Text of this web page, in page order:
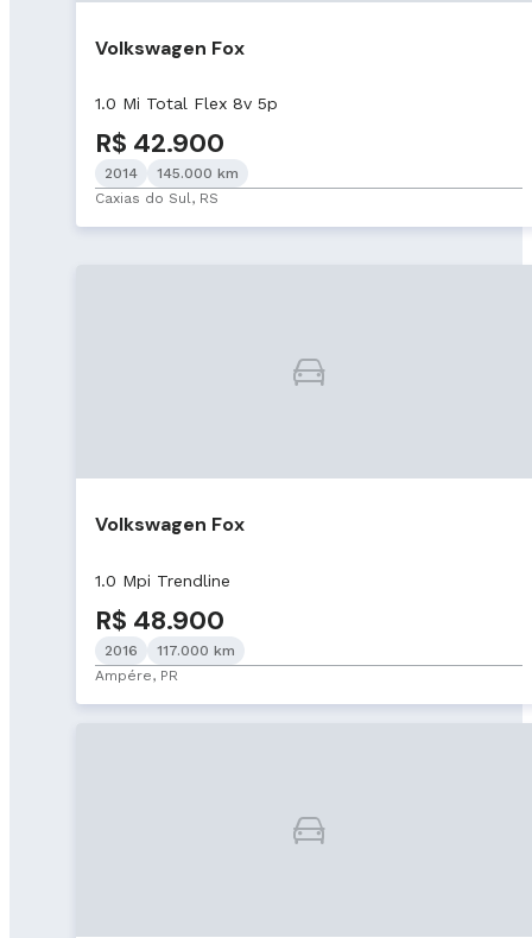
Volkswagen Fox
1.0 Mi Total Flex 8v 5p
R$ 42.900
2014
145.000 km
Caxias do Sul, RS
Volkswagen Fox
1.0 Mpi Trendline
R$ 48.900
2016
117.000 km
Ampére, PR